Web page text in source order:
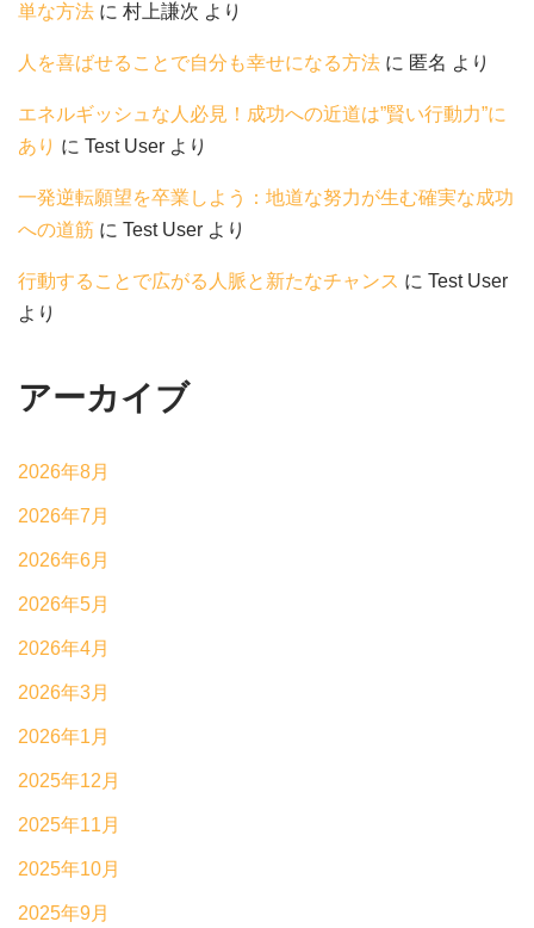
単な方法 に 村上謙次 より
人を喜ばせることで自分も幸せになる方法 に 匿名 より
エネルギッシュな人必見！成功への近道は”賢い行動力”に
あり に Test User より
一発逆転願望を卒業しよう：地道な努力が生む確実な成功
への道筋 に Test User より
行動することで広がる人脈と新たなチャンス に Test User
より
アーカイブ
2026年8月
2026年7月
2026年6月
2026年5月
2026年4月
2026年3月
2026年1月
2025年12月
2025年11月
2025年10月
2025年9月